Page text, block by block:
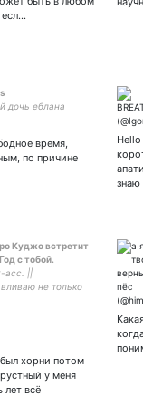
есл…
дочь еблана
время,
по причине
знаю
Куджо встретит
с тобой.
acc. ||
не только
хорни потом
у меня
лет всё